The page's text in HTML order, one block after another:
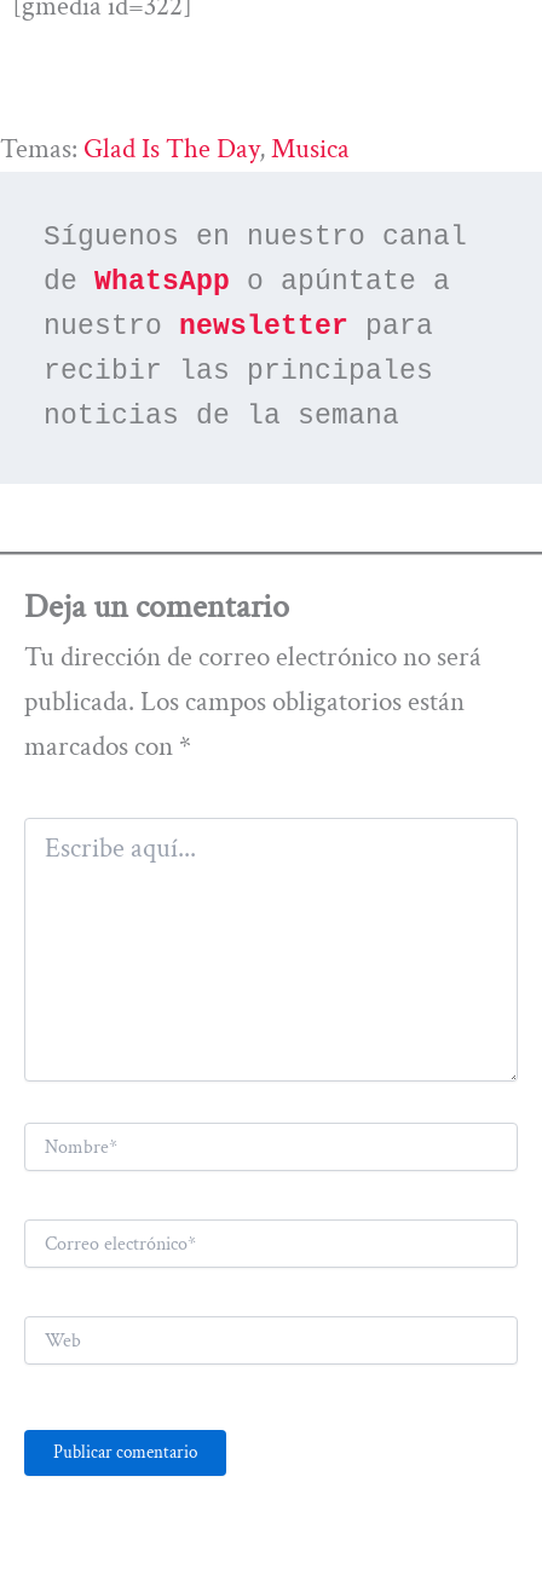
Temas: Glad Is The Day, Musica
Síguenos en nuestro canal
de WhatsApp o apúntate a
nuestro newsletter para
recibir las principales
noticias de la semana
Deja un comentario
Tu dirección de correo electrónico no será
publicada. Los campos obligatorios están
marcados con *
Escribe
aquí...
Correo
electrónico*
Web